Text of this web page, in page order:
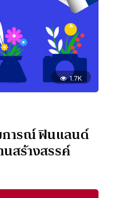
1.7K
ารณ์ ฟินแลนด์
สร้างสรรค์